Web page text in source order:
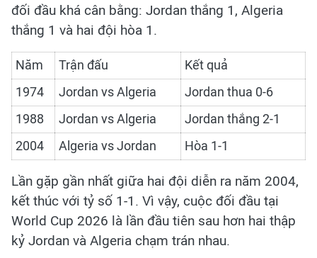
đối đầu khá cân bằng: Jordan thắng 1, Algeria
thắng 1 và hai đội hòa 1.
Năm Trận đấu
Kết quả
1974
Jordan vs Algeria
Jordan thua 0-6
1988
Jordan vs Algeria
Jordan thắng 2-1
2004
Algeria vs Jordan Hòa 1-1
Lần gặp gần nhất giữa hai đội diễn ra năm 2004,
kết thúc với tỷ số 1-1. Vì vậy, cuộc đối đầu tại
World Cup 2026 là lần đầu tiên sau hơn hai thập
kỷ Jordan và Algeria chạm trán nhau.